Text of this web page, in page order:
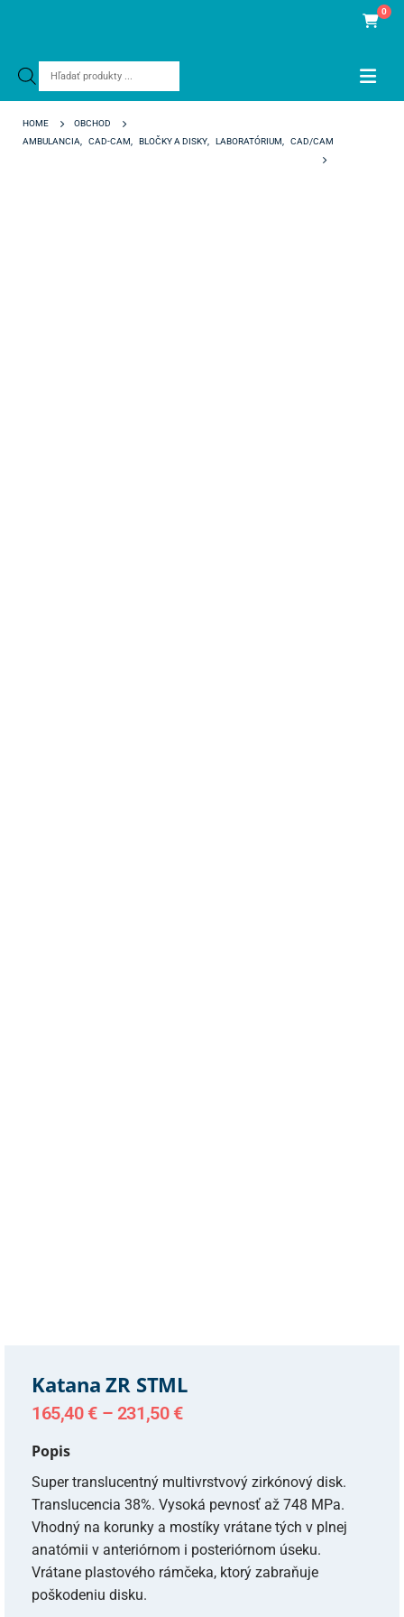
Products
0
HOME
OBCHOD
AMBULANCIA
CAD-CAM BLOČKY A DISKY LABORATÓRIUM CAD/CAM
Katana ZR STML
165,40 €– 231,50 €
Popis
Super translucentný multivrstvový zirkónový disk.
Translucencia 38%. Vysoká pevnosť až 748 MPa.
Vhodný na korunky a mostíky vrátane tých v plnej
anatómii v anteriórnom i posteriórnom úseku.
Vrátane plastového rámčeka, ktorý zabraňuje
poškodeniu disku.